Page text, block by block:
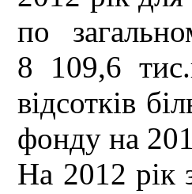
по
8 109,6
відсотків
фонду на
На 2012 рік